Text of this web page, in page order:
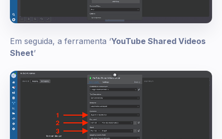
Em seguida, a ferramenta ‘YouTube Shared Videos
Sheet’